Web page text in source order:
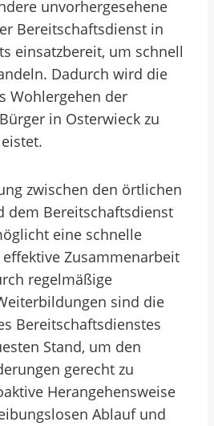
unvorhergesehene
Bereitschaftsdienst in
einsatzbereit, um schnell
Dadurch wird die
Wohlergehen der
in Osterwieck zu
zwischen den örtlichen
dem Bereitschaftsdienst
eine schnelle
Zusammenarbeit
regelmäßige
sind die
Bereitschaftsdienstes
Stand, um den
gerecht zu
Herangehensweise
Ablauf und